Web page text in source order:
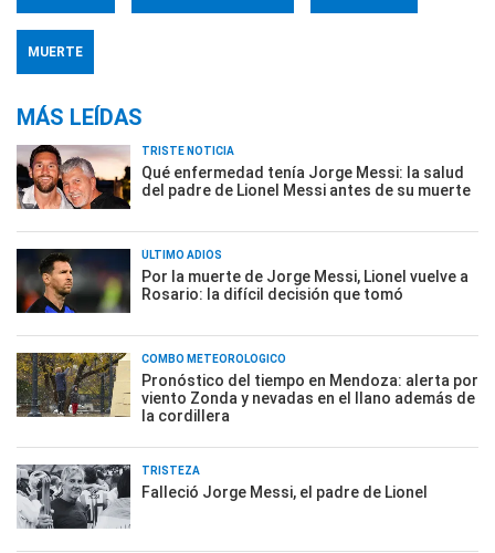
MUERTE
MÁS LEÍDAS
TRISTE NOTICIA
Qué enfermedad tenía Jorge Messi: la salud
del padre de Lionel Messi antes de su muerte
ÚLTIMO ADIÓS
Por la muerte de Jorge Messi, Lionel vuelve a
Rosario: la difícil decisión que tomó
COMBO METEOROLÓGICO
Pronóstico del tiempo en Mendoza: alerta por
viento Zonda y nevadas en el llano además de
la cordillera
TRISTEZA
Falleció Jorge Messi, el padre de Lionel